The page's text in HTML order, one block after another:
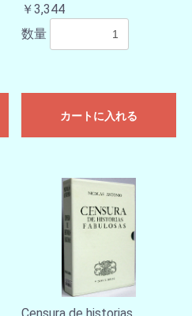
￥3,344
数量
カートに入れる